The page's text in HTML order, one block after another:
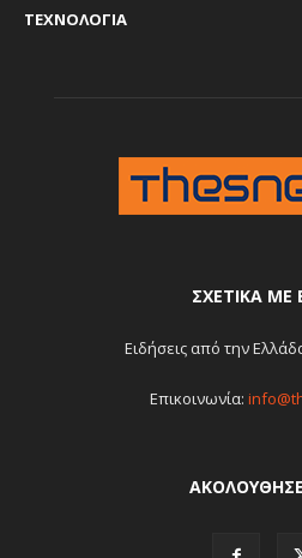
ΤΕΧΝΟΛΟΓΙΑ
ΣΧΕΤΙΚΆ ΜΕ
Ειδήσεις από την
Επικοινωνία: